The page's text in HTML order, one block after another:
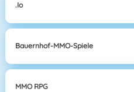
.io
Bauernhof-MMO-Spiele
MMO RPG